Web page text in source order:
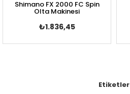
Shimano FX 2000 FC Spin
Olta Makinesi
₺1.836,45
Etiketler